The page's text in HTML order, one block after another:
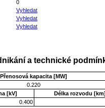
0
Vyhledat
Vyhledat
Vyhledat
a technické
Přenosová kapacita [MW]
0.220
[kV]
Délka rozvodu [km]
0.400